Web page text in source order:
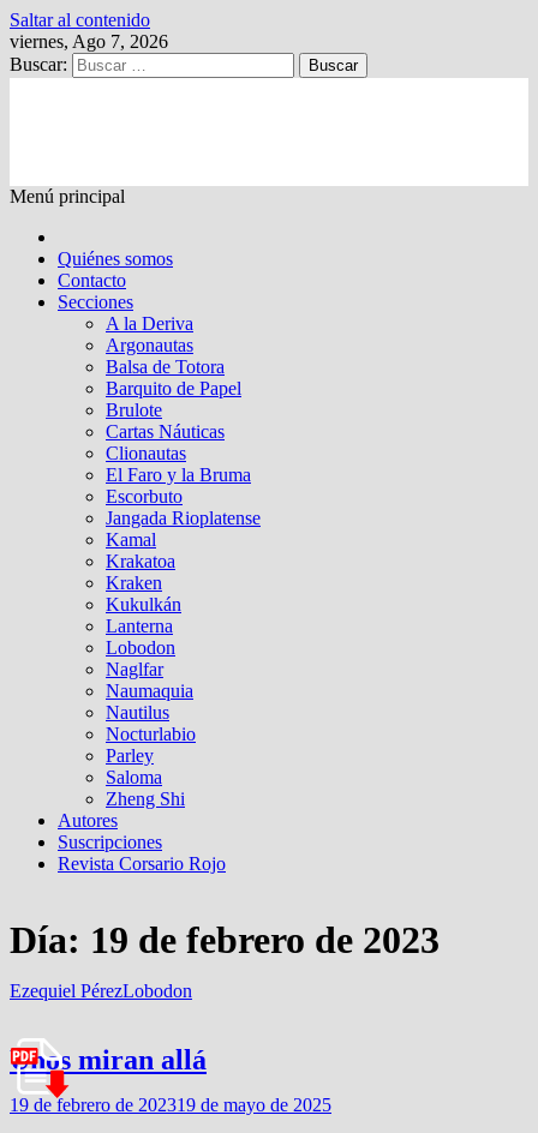
Saltar al contenido
viernes, Ago 7, 2026
Buscar:
Menú principal
Quiénes somos
Contacto
Secciones
A la Deriva
Argonautas
Balsa de Totora
Barquito de Papel
Brulote
Cartas Náuticas
Clionautas
El Faro y la Bruma
Escorbuto
Jangada Rioplatense
Kamal
Krakatoa
Kraken
Kukulkán
Lanterna
Lobodon
Naglfar
Naumaquia
Nautilus
Nocturlabio
Parley
Saloma
Zheng Shi
Autores
Suscripciones
Revista Corsario Rojo
Día: 19 de febrero de 2023
Ezequiel PérezLobodon
Unos miran allá
19 de febrero de 202319 de mayo de 2025